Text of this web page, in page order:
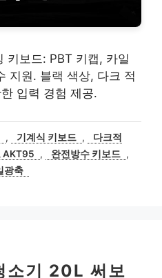
키보드: PBT 키캡, 카일
지원. 블랙 색상, 다크 적
입력 경험 제공.
, 기계식 키보드 ,
다크적
AKT95 , 완전방수 키보드 ,
광축
소기 20L 써보